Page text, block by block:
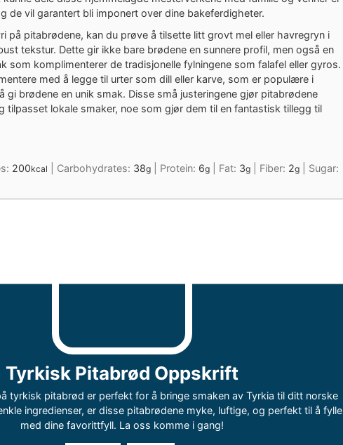
de vil garantert bli imponert over dine bakeferdigheter.
på pitabrødene, kan du prøve å tilsette litt grovt mel eller havregryn i
tekstur. Dette gir ikke bare brødene en sunnere profil, men også en
som komplimenterer de tradisjonelle fylningene som falafel eller gyros.
med å legge til urter som dill eller karve, som er populære i
gi brødene en unik smak. Disse små justeringene gjør pitabrødene
tilpasset lokale smaker, noe som gjør dem til en fantastisk tillegg til
200kcal Carbohydrates: 38g| Protein: 6g| Fat: 3g| Fiber: 2g| Sugar:
Tyrkisk Pitabrød Oppskrift
tyrkisk pitabrød er perfekt for å bringe smaken av Tyrkia til ditt norske
ingredienser, er disse pitabrødene myke, luftige, og perfekt til å fylle
med dine favorittfyll. La oss komme i gang!